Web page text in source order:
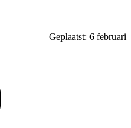
Geplaatst: 6 februari